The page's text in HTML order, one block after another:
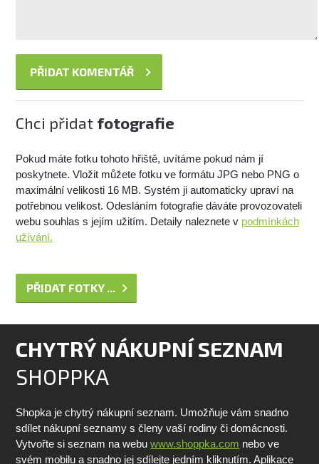
Chci přidat fotografie
Pokud máte fotku tohoto hřiště, uvítáme pokud nám jí
poskytnete. Vložit můžete fotku ve formátu JPG nebo PNG o
maximální velikosti 16 MB. Systém ji automaticky upraví na
potřebnou velikost. Odesláním fotografie dáváte provozovateli
webu souhlas s jejím užitím. Detaily naleznete v podmínkách
užívání.
PŘIDAT FOTKY ...
CHYTRÝ NÁKUPNÍ SEZNAM
SHOPPKA
Shopka je chytrý nákupní seznam. Umožňuje vám snadno
sdílet nákupní seznamy s členy vaší rodiny či domácnosti.
Vytvořte si seznam na webuwww.shoppka.com nebo ve
svém mobilu a snadno jej sdílejte jedním kliknutím. Aplikace